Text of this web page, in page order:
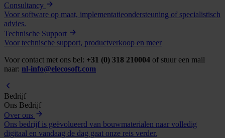
Consultancy
Voor software op maat, implementatieondersteuning of specialistisch
advies.
Technische Support
Voor technische support, productverkoop en meer
Voor contact met ons bel: +31 (0) 318 210004 of stuur een mail
naar: nl-info@elecosoft.com
Bedrijf
Ons Bedrijf
Over ons
Ons bedrijf is geëvolueerd van bouwmaterialen naar volledig
digitaal en vandaag de dag gaat onze reis verder.